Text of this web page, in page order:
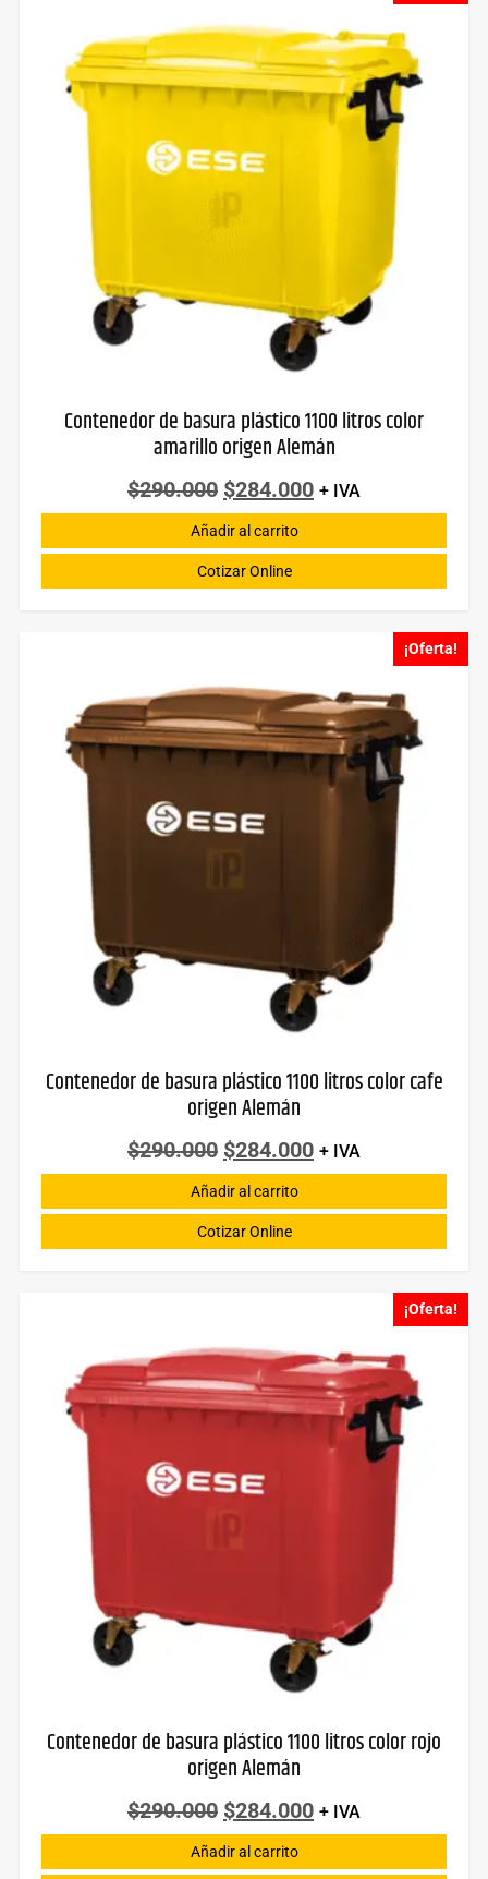
Contenedor de basura plástico 1100 litros color
amarillo origen Alemán
$290.000 $284.000 + IVA
Añadir al carrito
Cotizar Online
¡Oferta!
Contenedor de basura plástico 1100 litros color cafe
origen Alemán
$290.000 $284.000 + IVA
Añadir al carrito
Cotizar Online
¡Oferta!
Contenedor de basura plástico 1100 litros color rojo
origen Alemán
$290.000 $284.000 + IVA
Añadir al carrito